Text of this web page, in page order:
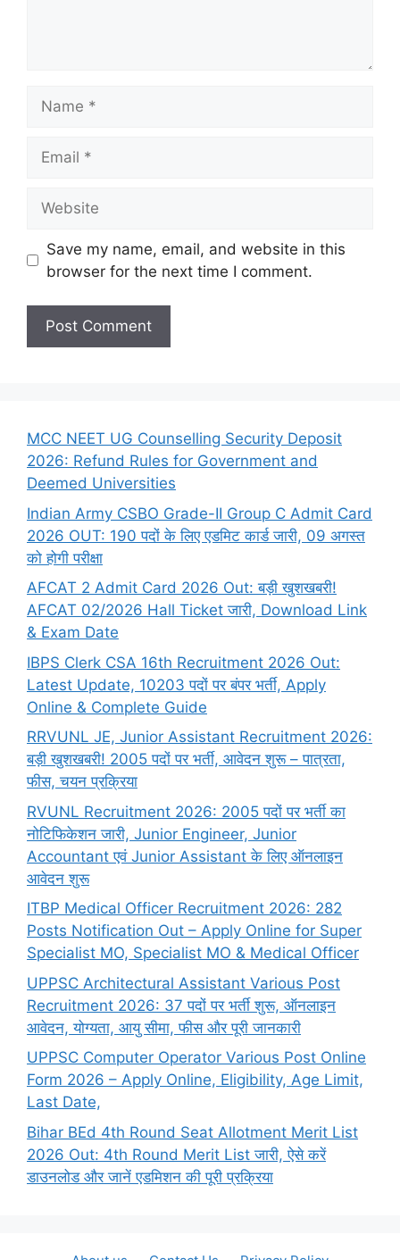
Save my name, email, and website in this
browser for the next time I comment.
MCC NEET UG Counselling Security Deposit
2026: Refund Rules for Government and
Deemed Universities
Indian Army CSBO Grade-II Group C Admit Card
2026 OUT: 190 पदों के लिए एडमिट कार्ड जारी, 09 अगस्त
को होगी परीक्षा
AFCAT 2 Admit Card 2026 Out: बड़ी खुशखबरी!
AFCAT 02/2026 Hall Ticket जारी, Download Link
& Exam Date
IBPS Clerk CSA 16th Recruitment 2026 Out:
Latest Update, 10203 पदों पर बंपर भर्ती, Apply
Online & Complete Guide
RRVUNL JE, Junior Assistant Recruitment 2026:
बड़ी खुशखबरी! 2005 पदों पर भर्ती, आवेदन शुरू – पात्रता,
फीस, चयन प्रक्रिया
RVUNL Recruitment 2026: 2005 पदों पर भर्ती का
नोटिफिकेशन जारी, Junior Engineer, Junior
Accountant एवं Junior Assistant के लिए ऑनलाइन
आवेदन शुरू
ITBP Medical Officer Recruitment 2026: 282
Posts Notification Out – Apply Online for Super
Specialist MO, Specialist MO & Medical Officer
UPPSC Architectural Assistant Various Post
Recruitment 2026: 37 पदों पर भर्ती शुरू, ऑनलाइन
आवेदन, योग्यता, आयु सीमा, फीस और पूरी जानकारी
UPPSC Computer Operator Various Post Online
Form 2026 – Apply Online, Eligibility, Age Limit,
Last Date,
Bihar BEd 4th Round Seat Allotment Merit List
2026 Out: 4th Round Merit List जारी, ऐसे करें
डाउनलोड और जानें एडमिशन की पूरी प्रक्रिया